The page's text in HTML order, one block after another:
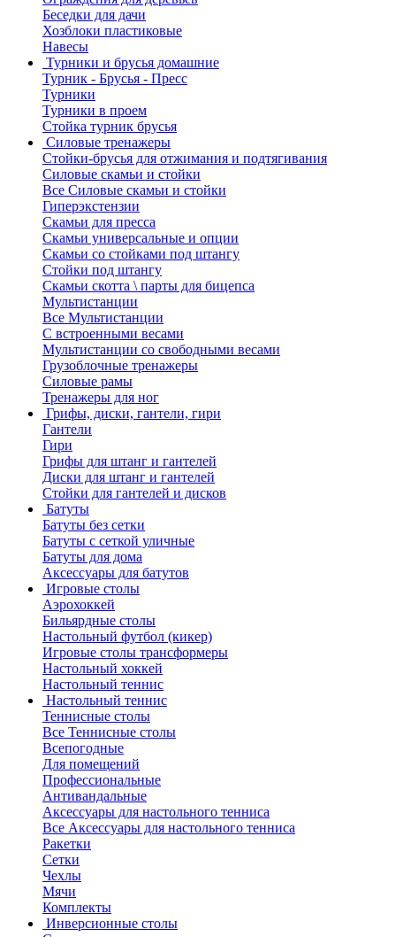
Беседки для дачи
Хозблоки пластиковые
Навесы
Турники и брусья домашние
Турник - Брусья - Пресс
Турники
Турники в проем
Стойка турник брусья
Силовые тренажеры
Стойки-брусья для отжимания и подтягивания
Силовые скамьи и стойки
Все Силовые скамьи и стойки
Гиперэкстензии
Скамьи для пресса
Скамьи универсальные и опции
Скамьи со стойками под штангу
Стойки под штангу
Скамьи скотта \ парты для бицепса
Мультистанции
Все Мультистанции
С встроенными весами
Мультистанции со свободными весами
Грузоблочные тренажеры
Силовые рамы
Тренажеры для ног
Грифы, диски, гантели, гири
Гантели
Гири
Грифы для штанг и гантелей
Диски для штанг и гантелей
Стойки для гантелей и дисков
Батуты
Батуты без сетки
Батуты с сеткой уличные
Батуты для дома
Аксессуары для батутов
Игровые столы
Аэрохоккей
Бильярдные столы
Настольный футбол (кикер)
Игровые столы трансформеры
Настольный хоккей
Настольный теннис
Настольный теннис
Теннисные столы
Все Теннисные столы
Всепогодные
Для помещений
Профессиональные
Антивандальные
Аксессуары для настольного тенниса
Все Аксессуары для настольного тенниса
Ракетки
Сетки
Чехлы
Мячи
Комплекты
Инверсионные столы